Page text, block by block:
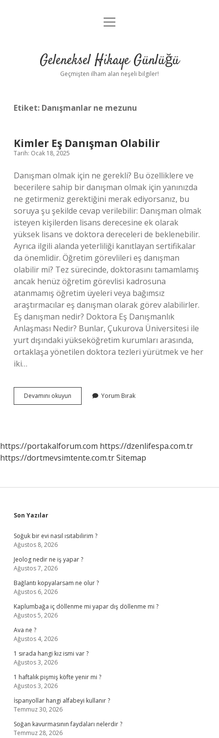
Anasayfa
Yasal Uyarı
menüyü
Geleneksel Hikaye Günlüğü
Geçmişten ilham alan neşeli bilgiler!
Etiket: Danışmanlar ne mezunu
Kimler Eş Danışman Olabilir
Tarih: Ocak 18, 2025
Danışman olmak için ne gerekli? Bu özelliklere ve
becerilere sahip bir danışman olmak için yanınızda
ne getirmeniz gerektiğini merak ediyorsanız, bu
soruya şu şekilde cevap verilebilir: Danışman olmak
isteyen kişilerden lisans derecesine ek olarak
yüksek lisans ve doktora dereceleri de beklenebilir.
Ayrıca ilgili alanda yeterliliği kanıtlayan sertifikalar
da önemlidir. Öğretim görevlileri eş danışman
olabilir mi? Tez sürecinde, doktorasını tamamlamış
ancak henüz öğretim görevlisi kadrosuna
atanmamış öğretim üyeleri veya bağımsız
araştırmacılar eş danışman olarak görev alabilirler.
Eş danışman nedir? Doktora Eş Danışmanlık
Anlaşması Nedir? Bunlar, Çukurova Üniversitesi ile
yurt dışındaki yükseköğretim kurumları arasında,
ortaklaşa yönetilen doktora tezleri yürütmek ve her
iki…
Devamını okuyun
Eş
Yorum Bırak
https://portakalforum.com https://dzenlifespa.com.tr
https://dortmevsimtente.com.trSitemap
Sidebar
Son Yazılar
Soğuk bir evi nasıl ısıtabilirim ?
Ağustos 8, 2026
Jeolog nedir ne iş yapar ?
Ağustos 7, 2026
Bağlantı kopyalarsam ne olur ?
Ağustos 6, 2026
Kaplumbağa iç döllenme mi yapar dış döllenme mi ?
Ağustos 5, 2026
Ava ne ?
Ağustos 4, 2026
1 sırada hangi kız ismi var ?
Ağustos 3, 2026
1 haftalık pişmiş köfte yenir mi ?
Ağustos 3, 2026
İspanyollar hangi alfabeyi kullanır ?
Temmuz 30, 2026
Soğan kavurmasının faydaları nelerdir ?
Temmuz 28, 2026